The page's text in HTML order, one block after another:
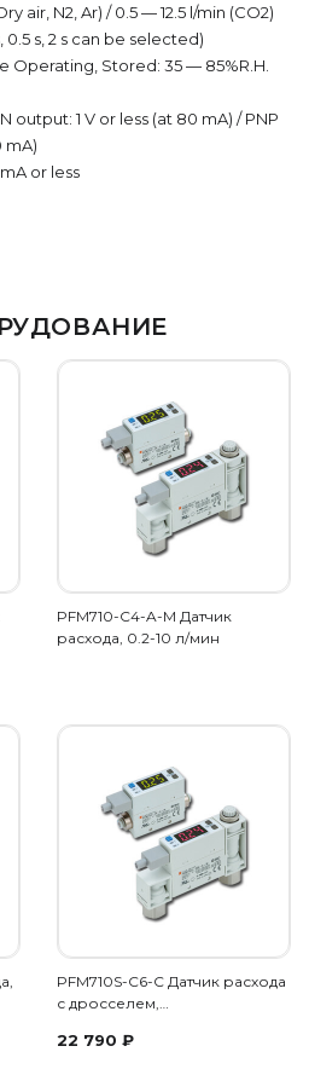
air, N2, Ar) / 0.5 — 12.5 l/min (CO2)
0.5 s, 2 s can be selected)
Operating, Stored: 35 — 85%R.H.
output: 1 V or less (at 80 mA) / PNP
mA)
or less
PFM710-C4-A-M Датчик
расхода, 0.2-10 л/мин
PFM710S-C6-C Датчик расхода
с дросселем,…
22 790 ₽